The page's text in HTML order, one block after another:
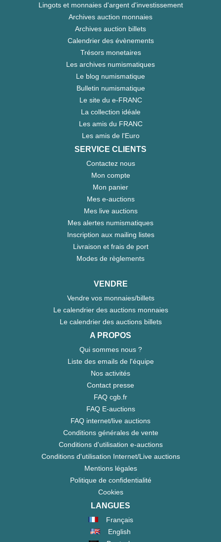
Lingots et monnaies d'argent d'investissement
Archives auction monnaies
Archives auction billets
Calendrier des évènements
Trésors monetaires
Les archives numismatiques
Le blog numismatique
Bulletin numismatique
Le site du e-FRANC
La collection idéale
Les amis du FRANC
Les amis de l'Euro
SERVICE CLIENTS
Contactez nous
Mon compte
Mon panier
Mes e-auctions
Mes live auctions
Mes alertes numismatiques
Inscription aux mailing listes
Livraison et frais de port
Modes de règlements
VENDRE
Vendre vos monnaies/billets
Le calendrier des auctions monnaies
Le calendrier des auctions billets
A PROPOS
Qui sommes nous ?
Liste des emails de l'équipe
Nos activités
Contact presse
FAQ cgb.fr
FAQ E-auctions
FAQ internet/live auctions
Conditions générales de vente
Conditions d'utilisation e-auctions
Conditions d'utilisation Internet/Live auctions
Mentions légales
Politique de confidentialité
Cookies
LANGUES
Français
English